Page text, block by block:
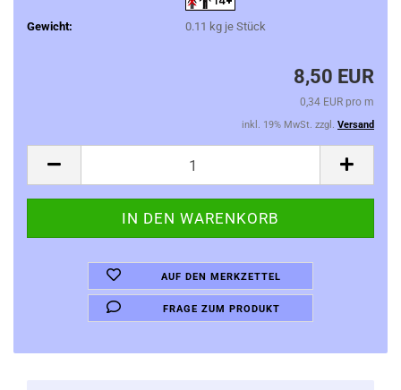
Gewicht: 0.11 kg je Stück
8,50 EUR
0,34 EUR pro m
inkl. 19% MwSt. zzgl. Versand
AUF DEN MERKZETTEL
FRAGE ZUM PRODUKT